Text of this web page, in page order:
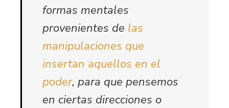
formas mentales
provenientes de las
manipulaciones que
insertan aquellos en el
poder, para que pensemos
en ciertas direcciones o